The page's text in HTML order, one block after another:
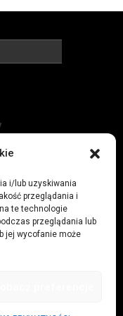
i/lub uzyskiwania
przeglądania i
te technologie
przeglądania lub
jej wycofanie może